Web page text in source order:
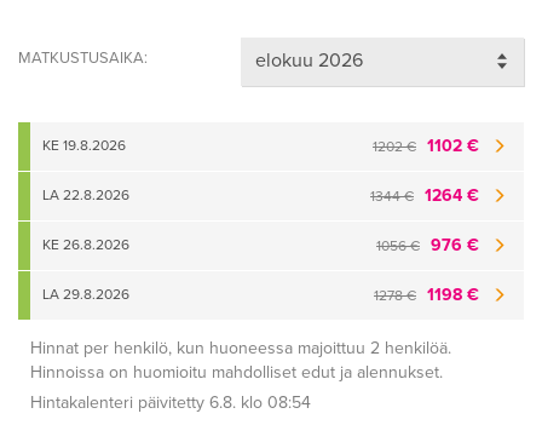
MATKUSTUSAIKA:
1202 € 1102 €
KE 19.8.2026
1344 € 1264 €
LA 22.8.2026
1056 € 976 €
KE 26.8.2026
1278 € 1198 €
LA 29.8.2026
Hinnat per henkilö, kun huoneessa majoittuu 2 henkilöä.
Hinnoissa on huomioitu mahdolliset edut ja alennukset.
Hintakalenteri päivitetty 6.8. klo 08:54